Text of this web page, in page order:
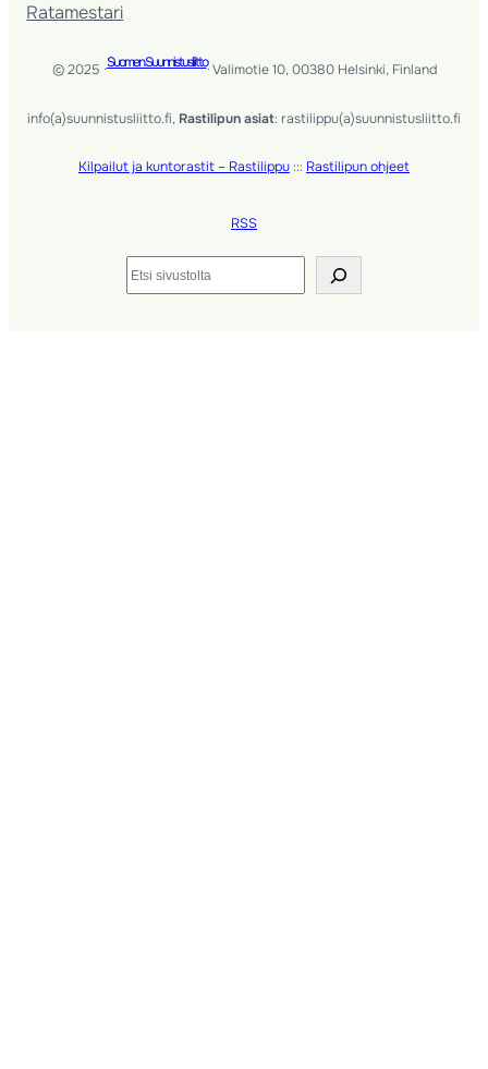
Ratamestari
© 2025 ·Suomen Suunnistusliitto· Valimotie 10, 00380 Helsinki, Finland
info(a)suunnistusliitto.fi, Rastilipun asiat: rastilippu(a)suunnistusliitto.fi
Kilpailut ja kuntorastit – Rastilippu ::: Rastilipun ohjeet
RSS
Etsi